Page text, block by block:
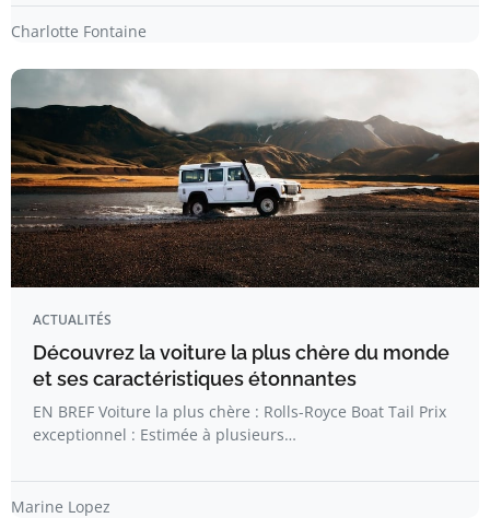
Charlotte Fontaine
ACTUALITÉS
Découvrez la voiture la plus chère du monde
et ses caractéristiques étonnantes
EN BREF Voiture la plus chère : Rolls-Royce Boat Tail Prix
exceptionnel : Estimée à plusieurs…
Marine Lopez